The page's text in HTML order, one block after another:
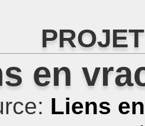
en
Liens